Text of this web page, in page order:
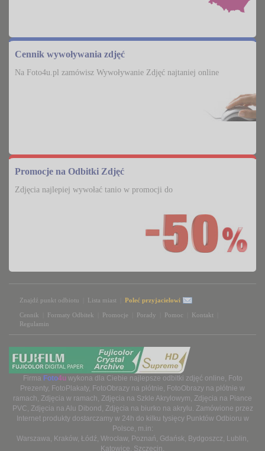
Cennik wywoływania zdjęć
Na Foto4u.pl zamówisz Wywoływanie Zdjęć najtaniej online
Promocje na Odbitki Zdjęć
Zdjęcia najlepiej wywołać tanio w promocji do
Znajdź punkt odbiotu Lista miast Poleć przyjacielowi
Cennik Formaty Odbitek Promocje Porady Pomoc Kontakt
Regulamin
Firma Foto4uwykona dla Ciebie najlepsze odbitki zdjęć online, Foto
Prezenty, FotoPlakaty, FotoObrazy na płótnie, FotoObrazy na płótnie w
ramach, Zdjęcia w ramach, Zdjęcia na Szkle Akrylowym, Zdjęcia na Piance
PVC, Zdjęcia na Alu Dibond , Zdjęcia na biurko na akrylu. Zamówione przez
Internet produkty dostarczamy w 24h do kilku tysięcy Punktów Odbioru w
Polsce, m.in:
Warszawa, Kraków, Łódź, Wrocław, Poznań, Gdańsk, Bydgoszcz, Lublin,
Katowice, Szczecin.